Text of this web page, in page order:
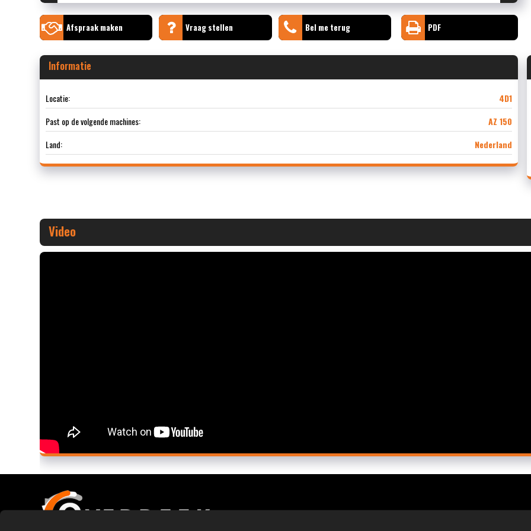
Afspraak maken Vraag stellen Bel me terug PDF
Informatie
Locatie:
4D1
Past op de volgende machines:
AZ 150
Land:
Nederland
Video